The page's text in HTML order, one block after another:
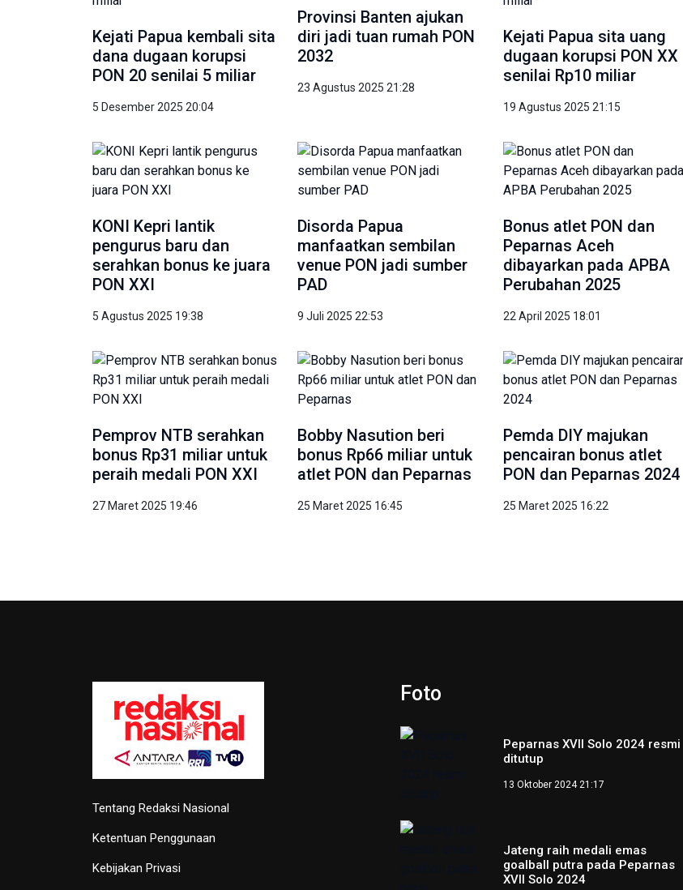
Kejati Papua kembali sita
dana dugaan korupsi
PON 20 senilai 5 miliar
5 Desember 2025 20:04
Provinsi Banten ajukan
diri jadi tuan rumah PON
2032
23 Agustus 2025 21:28
Kejati Papua sita uang
dugaan korupsi PON XX
senilai Rp10 miliar
19 Agustus 2025 21:15
KONI Kepri lantik
pengurus baru dan
serahkan bonus ke juara
PON XXI
5 Agustus 2025 19:38
Disorda Papua
manfaatkan sembilan
venue PON jadi sumber
PAD
9 Juli 2025 22:53
Bonus atlet PON dan
Peparnas Aceh
dibayarkan pada APBA
Perubahan 2025
22 April 2025 18:01
Pemprov NTB serahkan
bonus Rp31 miliar untuk
peraih medali PON XXI
27 Maret 2025 19:46
Bobby Nasution beri
bonus Rp66 miliar untuk
atlet PON dan Peparnas
25 Maret 2025 16:45
Pemda DIY majukan
pencairan bonus atlet
PON dan Peparnas 2024
25 Maret 2025 16:22
Tentang Redaksi Nasional
Ketentuan Penggunaan
Kebijakan Privasi
Foto
Peparnas XVII Solo 2024 resmi
ditutup
13 Oktober 2024 21:17
Jateng raih medali emas
goalball putra pada Peparnas
XVII Solo 2024